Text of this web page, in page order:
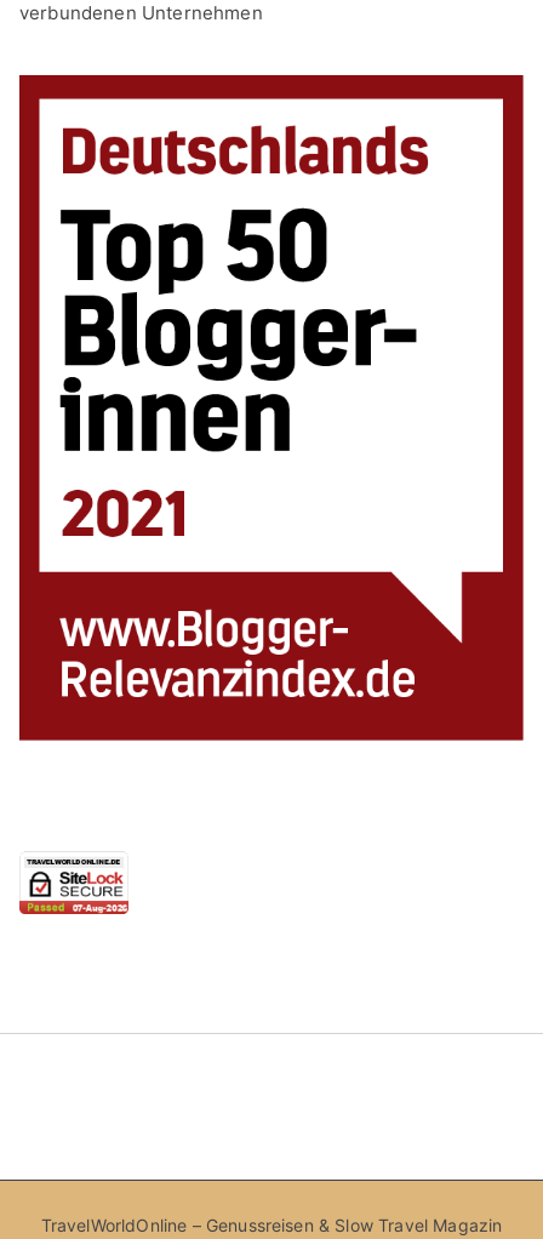
verbundenen Unternehmen
TravelWorldOnline – Genussreisen & Slow Travel Magazin